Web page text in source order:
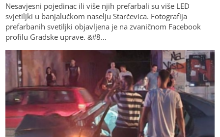
Nesavjesni pojedinac ili više njih prefarbali su više LED
svjetiljki u banjalučkom naselju Starčevica. Fotografija
prefarbanih svetiljki objavljena je na zvaničnom Facebook
profilu Gradske uprave. &#8…